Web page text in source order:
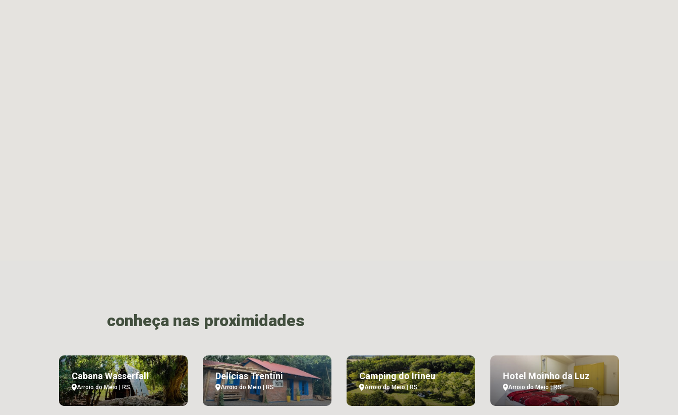
conheça nas proximidades
Cabana Wasserfall
Arroio do Meio | RS
Delícias Trentini
Arroio do Meio | RS
Camping do Irineu
Arroio do Meio | RS
Hotel Moinho da Luz
Arroio do Meio | RS